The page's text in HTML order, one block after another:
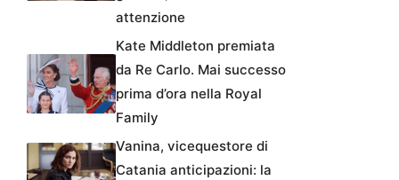
attenzione
Kate Middleton premiata
da Re Carlo. Mai successo
prima d’ora nella Royal
Family
Vanina, vicequestore di
Catania anticipazioni: la